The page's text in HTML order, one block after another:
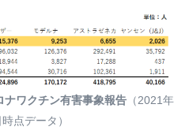
ナワクチン有害事象報告 （2021年
点データ）